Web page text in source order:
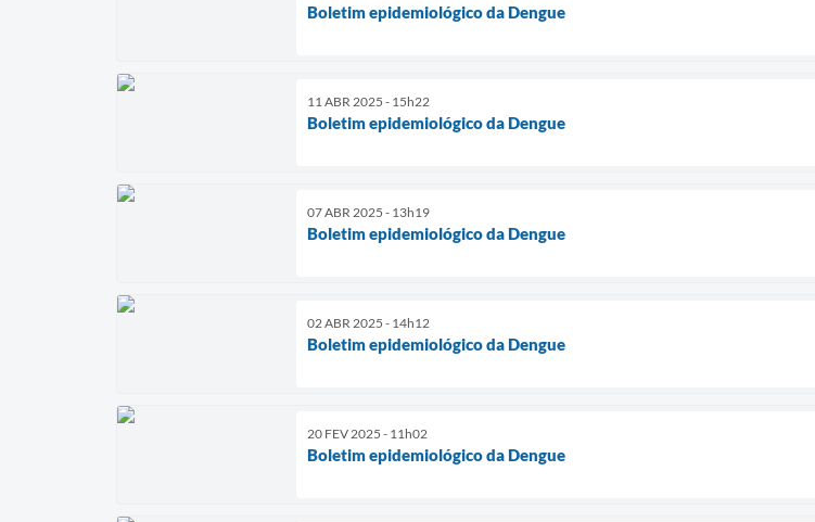
Boletim epidemiológico da Dengue
11 ABR 2025 - 15h22
Boletim epidemiológico da Dengue
07 ABR 2025 - 13h19
Boletim epidemiológico da Dengue
02 ABR 2025 - 14h12
Boletim epidemiológico da Dengue
20 FEV 2025 - 11h02
Boletim epidemiológico da Dengue